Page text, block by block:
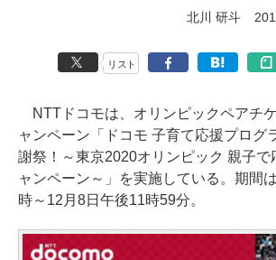
北川 研斗
リスト
NTTドコモは、オリンピックペアチ
ャンペーン「ドコモ 子育て応援プログ
謝祭！～東京2020オリンピック 親子で
ャンペーン～」を実施している。期間
時～12月8日午後11時59分。